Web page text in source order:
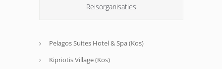
Reisorganisaties
Pelagos Suites Hotel & Spa (Kos)
Kipriotis Village (Kos)